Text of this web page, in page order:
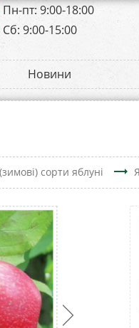
Пн-пт: 9:00-18:00
Сб: 9:00-15:00
Новини
сорти яблуні trending_flat